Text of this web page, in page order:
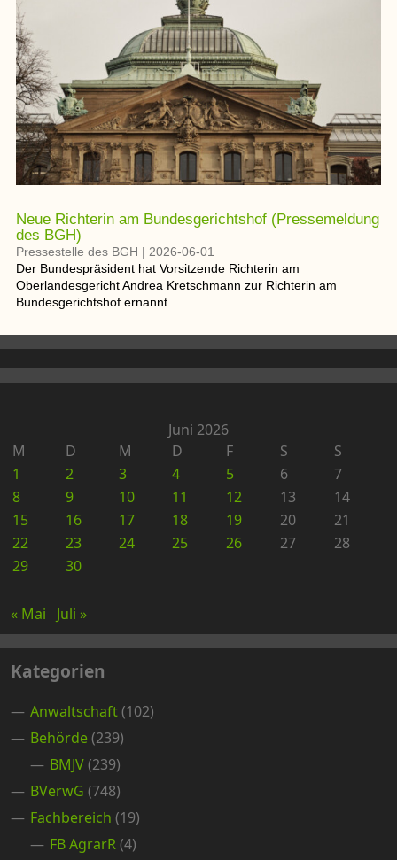
Neue Richterin am Bundesgerichtshof (Pressemeldung
des BGH)
Pressestelle des BGH | 2026-06-01
Der Bundespräsident hat Vorsitzende Richterin am
Oberlandesgericht Andrea Kretschmann zur Richterin am
Bundesgerichtshof ernannt.
Juni 2026
M
D M D F S
S
1
2 3 4 5 6
7
8
9 10 11 12 13
14
15
16 17 18 19 20
21
22
23 24 25 26 27
28
29
30
« Mai Juli »
Kategorien
Anwaltschaft(102)
Behörde(239)
BMJV(239)
BVerwG (748)
Fachbereich (19)
FB AgrarR(4)